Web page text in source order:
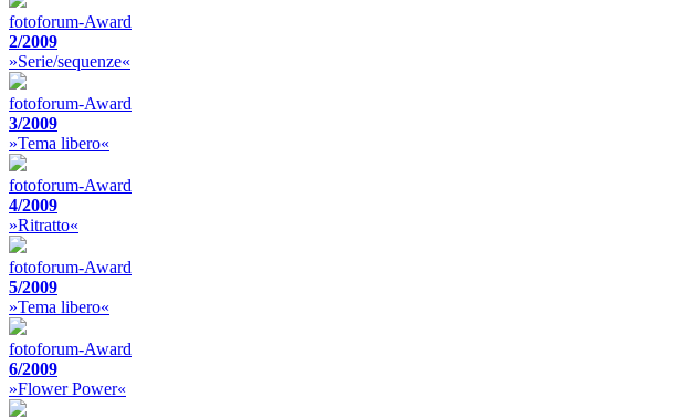
fotoforum-Award
2/2009
»Serie/sequenze«
fotoforum-Award
3/2009
»Tema libero«
fotoforum-Award
4/2009
»Ritratto«
fotoforum-Award
5/2009
»Tema libero«
fotoforum-Award
6/2009
»Flower Power«